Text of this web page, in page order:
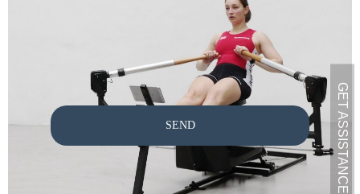
SEND GET ASSISTANCE